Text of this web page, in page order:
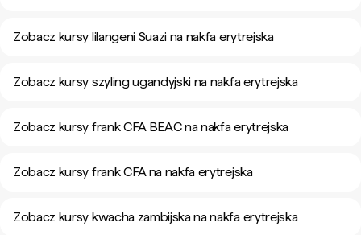
Zobacz kursy lilangeni Suazi na nakfa erytrejska
Zobacz kursy szyling ugandyjski na nakfa erytrejska
Zobacz kursy frank CFA BEAC na nakfa erytrejska
Zobacz kursy frank CFA na nakfa erytrejska
Zobacz kursy kwacha zambijska na nakfa erytrejska